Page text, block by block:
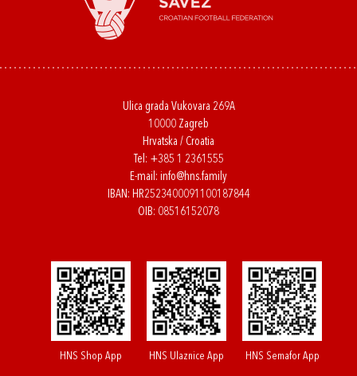
Ulica grada Vukovara 269A
10000 Zagreb
Hrvatska / Croatia
Tel: +385 1 2361555
E-mail: info@hns.family
IBAN: HR2523400091100187844
OIB: 08516152078
HNS Shop App HNS Ulaznice App HNS Semafor App